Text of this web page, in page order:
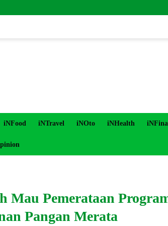
DPRD-
iNFood iNTravel iNOto iNHealth
Pemerataan
Pangan Merata